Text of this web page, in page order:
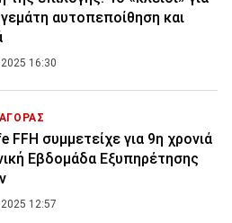
αυτοπεποίθηση και
16:30
FFH συμμετείχε για 9η χρονιά
Εβδομάδα Εξυπηρέτησης
12:57